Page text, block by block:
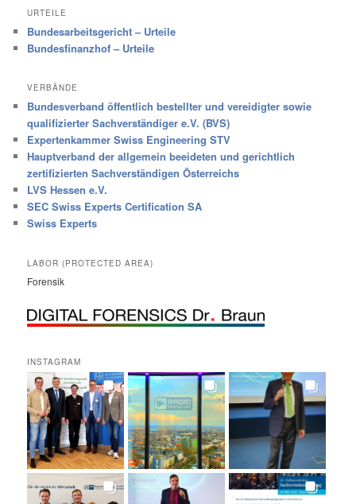
URTEILE
Bundesarbeitsgericht – Urteile
Bundesfinanzhof – Urteile
VERBÄNDE
Bundesverband öffentlich bestellter und vereidigter sowie
qualifizierter Sachverständiger e.V. (BVS)
Expertenkammer Swiss Engineering STV
Hauptverband der allgemein beeideten und gerichtlich
zertifizierten Sachverständigen Österreichs
LVS Hessen e.V.
SEC Swiss Experts Certification SA
Swiss Experts
LABOR (PROTECTED AREA)
Forensik
INSTAGRAM